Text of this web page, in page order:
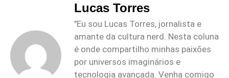
Lucas Torres
"Eu sou Lucas Torres, jornalista e
amante da cultura nerd. Nesta coluna
é onde compartilho minhas paixões
por universos imaginários e
tecnologia avançada. Venha comigo